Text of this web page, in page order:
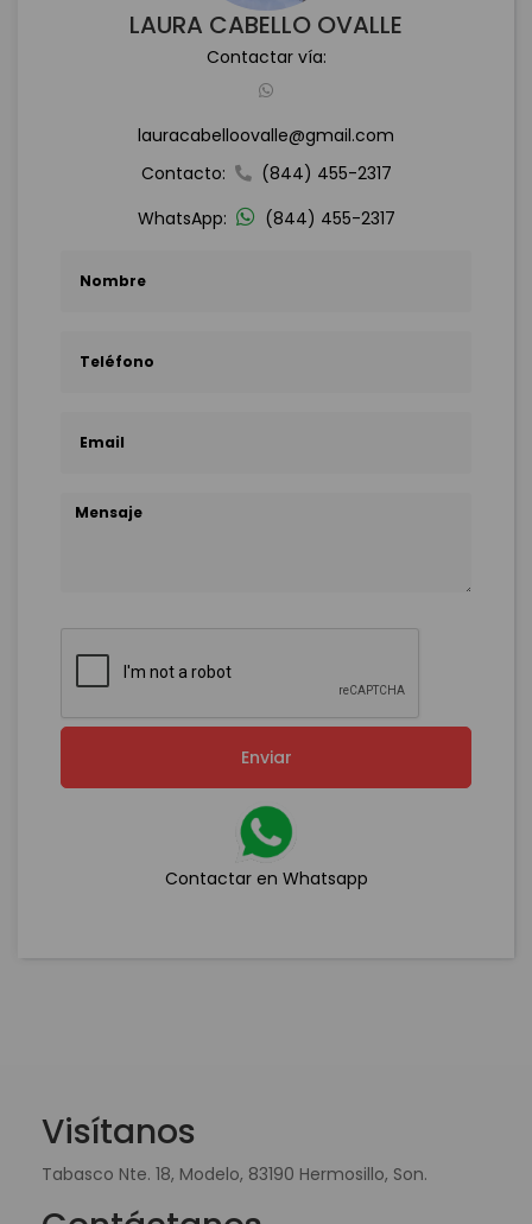
LAURA CABELLO OVALLE
Contactar vía:
lauracabelloovalle@gmail.com
Contacto:
(844) 455-2317
WhatsApp:
(844) 455-2317
Enviar
Contactar en Whatsapp
Visítanos
Tabasco Nte. 18, Modelo, 83190 Hermosillo, Son.